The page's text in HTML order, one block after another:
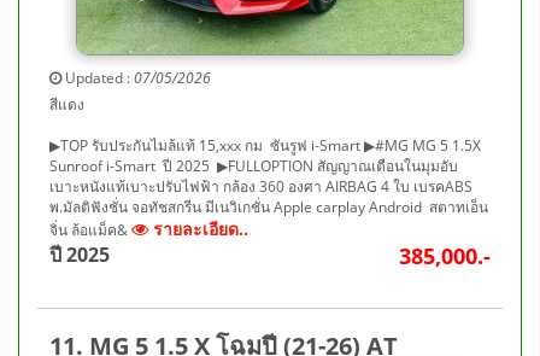
Updated :07/05/2026
สีแดง
▶TOP รับประกันไมล้แท้ 15,xxx กม ซันรูฟ i-Smart ▶#MG MG 5 1.5X
Sunroof i-Smart ปี 2025 ▶FULLOPTION สัญญาณเตือนในมุมอับ
เบาะหนังแท้เบาะปรับไฟฟ้า กล้อง 360 องศา AIRBAG 4 ใบ เบรคABS
พ.มัลติฟังชั่น จอทัชสกรีน มีเนวิเกชั่น Apple carplay Android สตาทเอ็น
จิ่น ล้อแม็ค&
รายละเอียด..
ปี 2025 385,000.-
11. MG 5 1.5 X โฉมปี (21-26) AT